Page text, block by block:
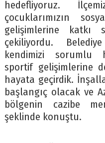
hedefliyoruz.
çocuklarımızın
gelişimlerine katkı
çekiliyordu.
kendimizi sorumlu
sportif gelişimlerine
hayata geçirdik.
başlangıç olacak ve
bölgenin cazibe
şeklinde konuştu.